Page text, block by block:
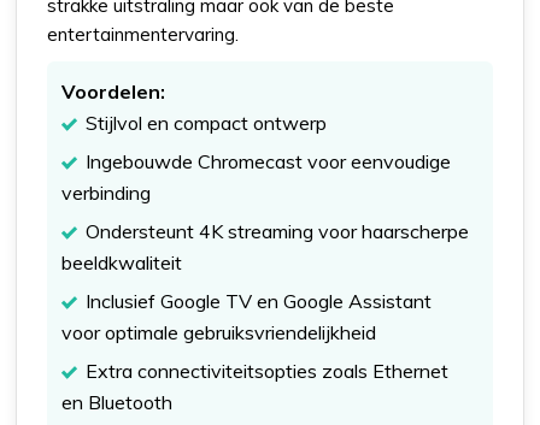
strakke uitstraling maar ook van de beste
entertainmentervaring.
Voordelen:
Stijlvol en compact ontwerp
Ingebouwde Chromecast voor eenvoudige
verbinding
Ondersteunt 4K streaming voor haarscherpe
beeldkwaliteit
Inclusief Google TV en Google Assistant
voor optimale gebruiksvriendelijkheid
Extra connectiviteitsopties zoals Ethernet
en Bluetooth